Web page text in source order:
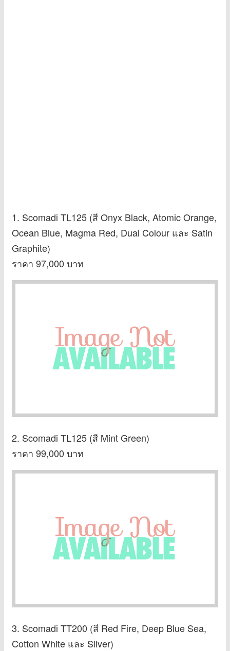
1. Scomadi TL125 (สี Onyx Black, Atomic Orange,
Ocean Blue, Magma Red, Dual Colour และ Satin
Graphite)
ราคา 97,000 บาท
2. Scomadi TL125 (สี Mint Green)
ราคา 99,000 บาท
3. Scomadi TT200 (สี Red Fire, Deep Blue Sea,
Cotton White และ Silver)